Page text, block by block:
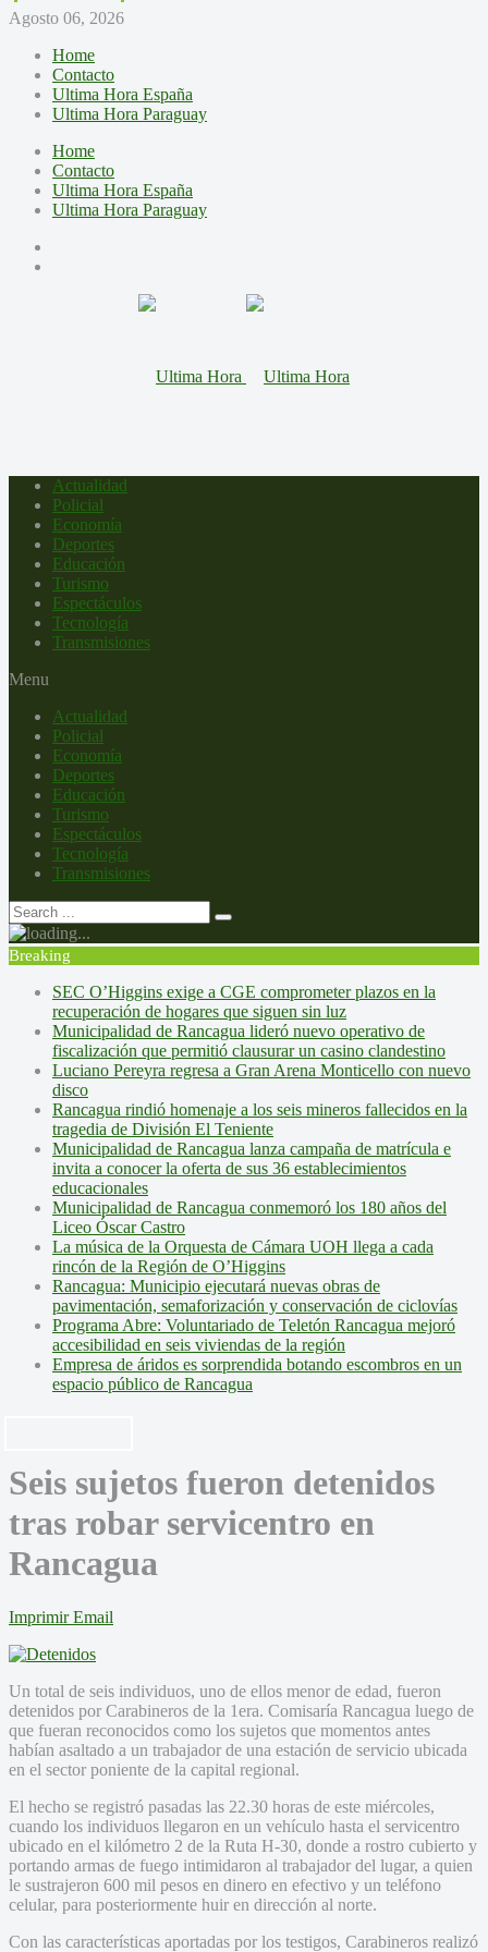
Agosto 06, 2026
Home
Contacto
Ultima Hora España
Ultima Hora Paraguay
Home
Contacto
Ultima Hora España
Ultima Hora Paraguay
Actualidad
Policial
Economía
Deportes
Educación
Turismo
Espectáculos
Tecnología
Transmisiones
Menu
Actualidad
Policial
Economía
Deportes
Educación
Turismo
Espectáculos
Tecnología
Transmisiones
Breaking
SEC O’Higgins exige a CGE comprometer plazos en la
recuperación de hogares que siguen sin luz
Municipalidad de Rancagua lideró nuevo operativo de
fiscalización que permitió clausurar un casino clandestino
Luciano Pereyra regresa a Gran Arena Monticello con nuevo
disco
Rancagua rindió homenaje a los seis mineros fallecidos en la
tragedia de División El Teniente
Municipalidad de Rancagua lanza campaña de matrícula e
invita a conocer la oferta de sus 36 establecimientos
educacionales
Municipalidad de Rancagua conmemoró los 180 años del
Liceo Óscar Castro
La música de la Orquesta de Cámara UOH llega a cada
rincón de la Región de O’Higgins
Rancagua: Municipio ejecutará nuevas obras de
pavimentación, semaforización y conservación de ciclovías
Programa Abre: Voluntariado de Teletón Rancagua mejoró
accesibilidad en seis viviendas de la región
Empresa de áridos es sorprendida botando escombros en un
espacio público de Rancagua
Seis sujetos fueron detenidos
tras robar servicentro en
Rancagua
Imprimir Email
Un total de seis individuos, uno de ellos menor de edad, fueron
detenidos por Carabineros de la 1era. Comisaría Rancagua luego de
que fueran reconocidos como los sujetos que momentos antes
habían asaltado a un trabajador de una estación de servicio ubicada
en el sector poniente de la capital regional.
El hecho se registró pasadas las 22.30 horas de este miércoles,
cuando los individuos llegaron en un vehículo hasta el servicentro
ubicado en el kilómetro 2 de la Ruta H-30, donde a rostro cubierto y
portando armas de fuego intimidaron al trabajador del lugar, a quien
le sustrajeron 600 mil pesos en dinero en efectivo y un teléfono
celular, para posteriormente huir en dirección al norte.
Con las características aportadas por los testigos, Carabineros realizó